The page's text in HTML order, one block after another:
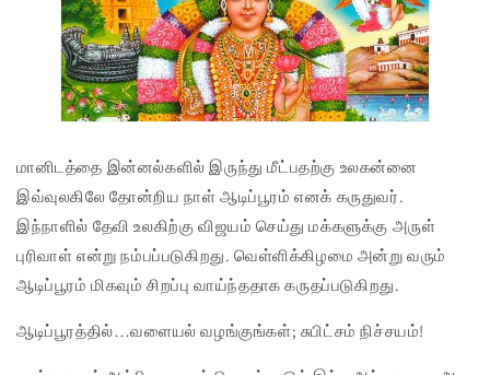
மானிடத்தை இன்னல்களில் இருந்து மீட்பதற்கு உலகன்னை
இவ்வுலகிலே தோன்றிய நாள் ஆடிப்பூரம் எனக் கருதுவர்.
இந்நாளில் தேவி உலகிற்கு விஜயம் செய்து மக்களுக்கு அருள்
புரிவாள் என்று நம்பப்படுகிறது. வெள்ளிக்கிழமை அன்று வரும்
ஆடிப்பூரம் மிகவும் சிறப்பு வாய்ந்ததாக கருதப்படுகிறது.
ஆடிப்பூரத்தில்…வளையல் வழங்குங்கள்; சுபிட்சம் நிச்சயம்!